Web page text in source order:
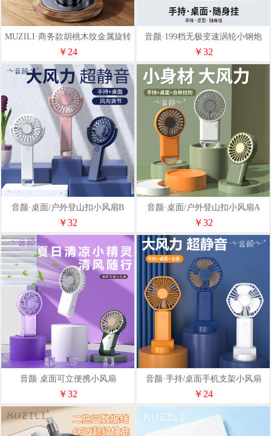
MUZILI·商务款胡桃木纹金属旋转
手机支架HD1
￥24
音颜·199档无极变速涡轮小钢炮
￥32
音颜·桌面/户外登山扣小风扇B
￥32
音颜·桌面/户外登山扣小风扇A
￥32
音颜·桌面可立便携小风扇
￥32
音颜·手持/桌面手机支架小风扇
￥24